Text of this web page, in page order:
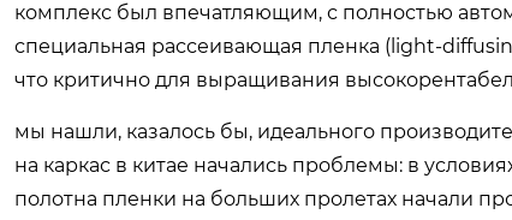
комплекс был впечатляющим, с полностью
специальная рассеивающая пленка (light-
что критично для выращивания
мы нашли, казалось бы, идеального
на каркас в китае начались проблемы: в
полотна пленки на больших пролетах начали